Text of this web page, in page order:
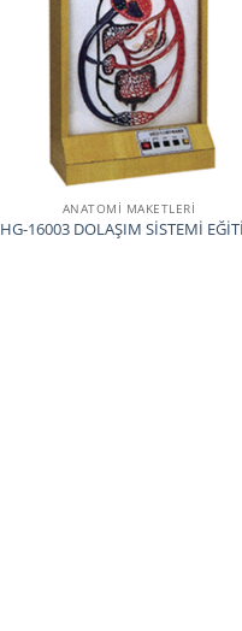
ANATOMİ MAKETLERİ
HG-16003 DOLAŞIM SİSTEMİ